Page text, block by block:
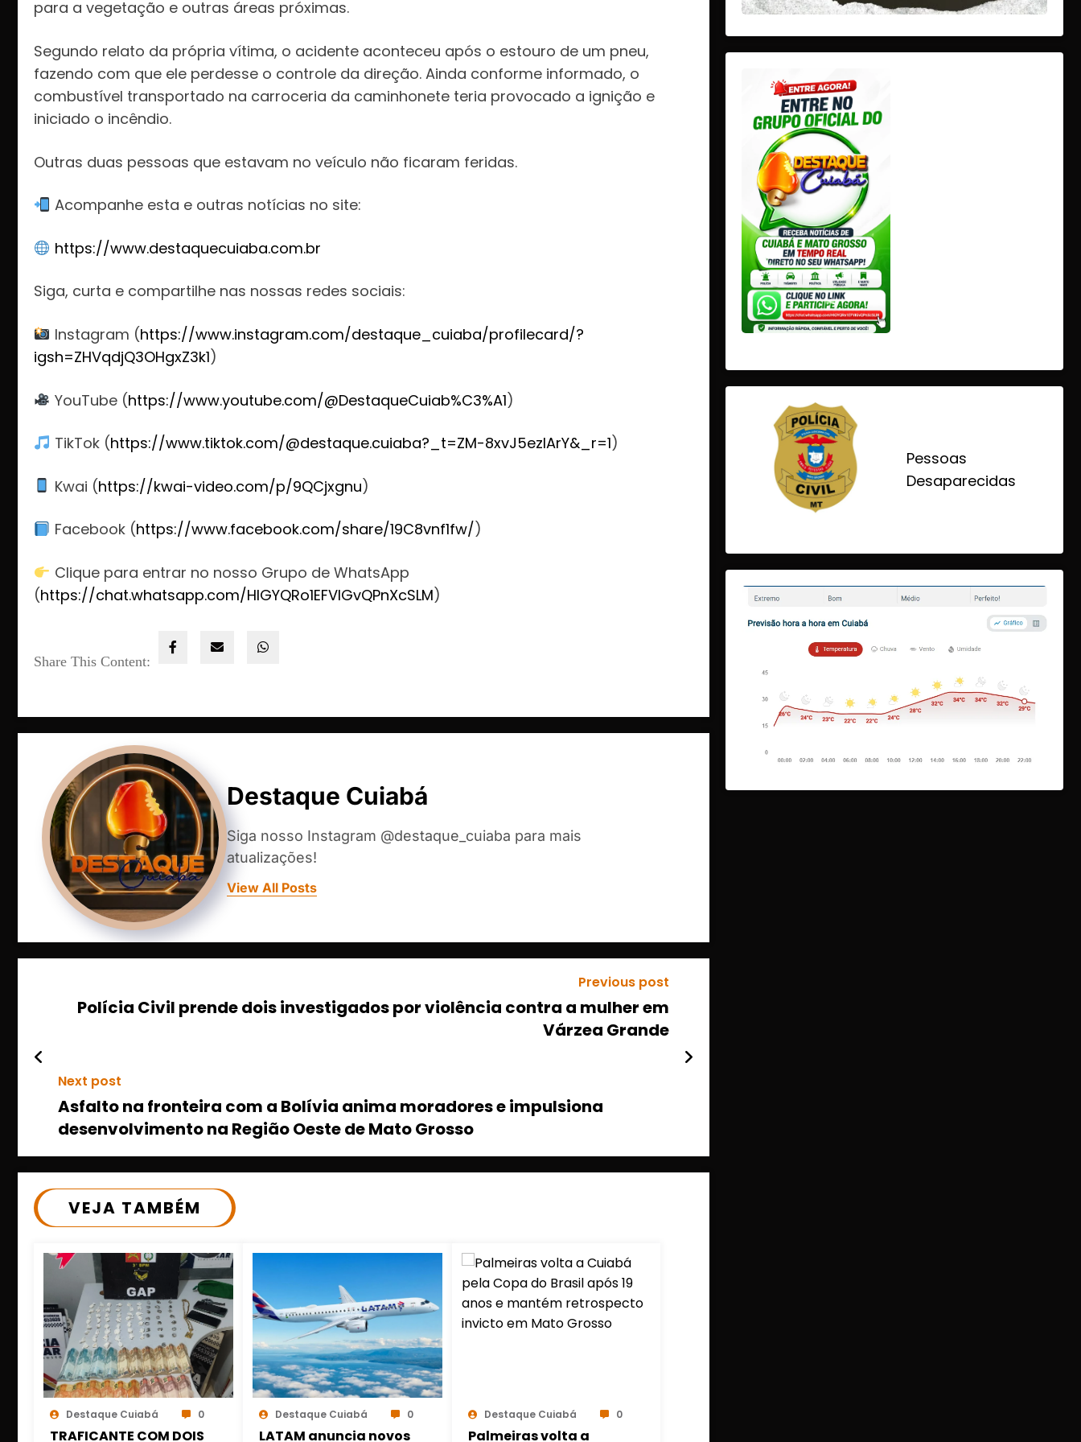
para a vegetação e outras áreas próximas.
Segundo relato da própria vítima, o acidente aconteceu após o estouro de um pneu,
fazendo com que ele perdesse o controle da direção. Ainda conforme informado, o
combustível transportado na carroceria da caminhonete teria provocado a ignição e
iniciado o incêndio.
Outras duas pessoas que estavam no veículo não ficaram feridas.
Acompanhe esta e outras notícias no site:
https://www.destaquecuiaba.com.br
Siga, curta e compartilhe nas nossas redes sociais:
Instagram (https://www.instagram.com/destaque_cuiaba/profilecard/?
igsh=ZHVqdjQ3OHgxZ3k1)
YouTube (https://www.youtube.com/@DestaqueCuiab%C3%A1)
TikTok (https://www.tiktok.com/@destaque.cuiaba?_t=ZM-8xvJ5ezlArY&_r=1)
Kwai (https://kwai-video.com/p/9QCjxgnu)
Facebook (https://www.facebook.com/share/19C8vnf1fw/)
Clique para entrar no nosso Grupo de WhatsApp
(https://chat.whatsapp.com/HlGYQRo1EFVIGvQPnXcSLM)
Share This Content:
Destaque Cuiabá
Siga nosso Instagram @destaque_cuiaba para mais
atualizações!
View All Posts
Previous post
Polícia Civil prende dois investigados por violência contra a mulher em
Várzea Grande
Next post
Asfalto na fronteira com a Bolívia anima moradores e impulsiona
desenvolvimento na Região Oeste de Mato Grosso
VEJA TAMBÉM
Destaque Cuiabá 0
TRAFICANTE COM DOIS
Destaque Cuiabá 0
LATAM anuncia novos
Destaque Cuiabá 0
Palmeiras volta a
Pessoas
Desaparecidas